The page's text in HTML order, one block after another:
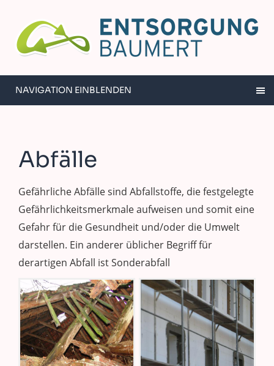
NAVIGATION EINBLENDEN
Abfälle
Gefährliche Abfälle sind Abfallstoffe, die festgelegte
Gefährlichkeitsmerkmale aufweisen und somit eine
Gefahr für die Gesundheit und/oder die Umwelt
darstellen. Ein anderer üblicher Begriff für
derartigen Abfall ist Sonderabfall